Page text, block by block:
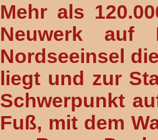
Mehr als
Neuwerk auf
Nordseeinsel
liegt und zur
Schwerpunkt
Fuß, mit dem